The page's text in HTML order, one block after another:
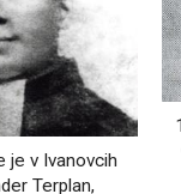
je v Pragi umrl
pedagog